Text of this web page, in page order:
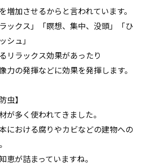
増加させるからと言われています。
ックス」「瞑想、集中、没頭」「ひ
シュ」
リラックス効果があったり
力の発揮などに効果を発揮します。
虫】
が多く使われてきました。
における腐りやカビなどの建物への
恵が詰まっていますね。